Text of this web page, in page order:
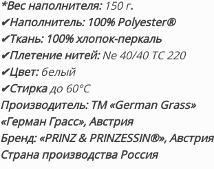
*Вес наполнителя: 150 г.
✔Наполнитель: 100% Polyester®
✔Ткань: 100% хлопок-перкаль
✔Плетение нитей:Ne 40/40 TC 220
✔Цвет:белый
✔Стиркадо 60°C
Производитель: ТМ «German Grass»
«Герман Грасс», Австрия
Бренд: «PRINZ & PRINZESSIN®», Австрия
Страна производства Россия